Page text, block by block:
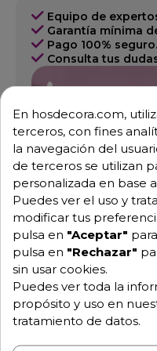
Equipo de
Garantía mínima
Pago 100% seguro.
Consulta tus
976 25 59 91
Pide
En hosdecora.com,
terceros, con fines
la navegación del
de terceros se utilizan
personalizada en base
Puedes ver el uso y
modificar tus
pulsa en "Aceptar"
pulsa en "Rechazar"
sin usar cookies.
Puedes ver toda la
propósito y uso en
tratamiento de datos.